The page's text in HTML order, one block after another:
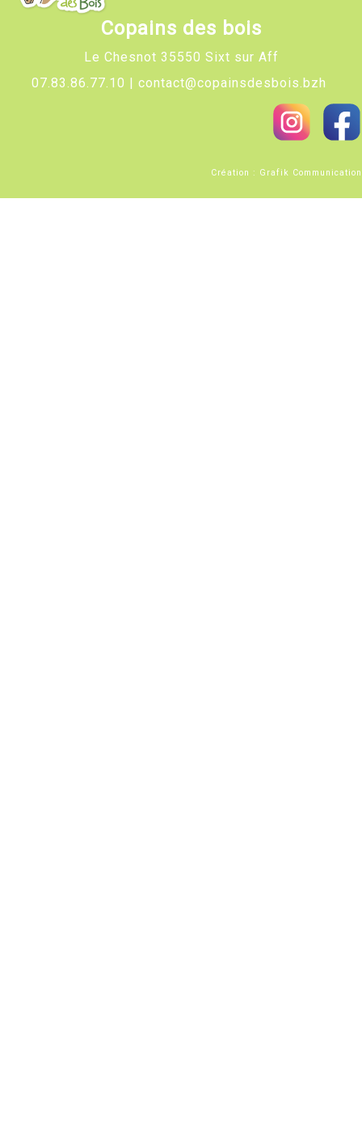
Copains des bois
Le Chesnot 35550 Sixt sur Aff
07.83.86.77.10 | contact@copainsdesbois.bzh
Création : Grafik Communication